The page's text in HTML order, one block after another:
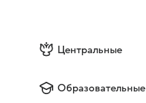
Центральные
Образовательные